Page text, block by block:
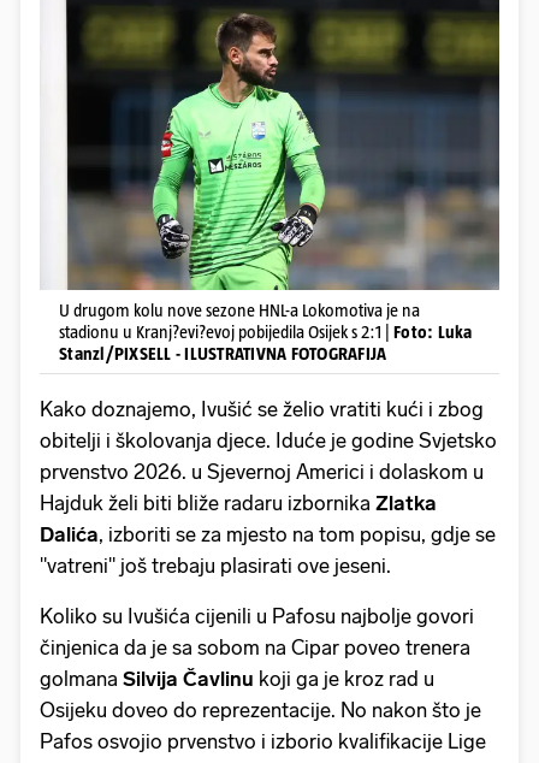
U drugom kolu nove sezone HNL-a Lokomotiva je na
stadionu u Kranj?evi?evoj pobijedila Osijek s 2:1 | Foto: Luka
Stanzl/PIXSELL - ILUSTRATIVNA FOTOGRAFIJA
Kako doznajemo, Ivušić se želio vratiti kući i zbog
obitelji i školovanja djece. Iduće je godine Svjetsko
prvenstvo 2026. u Sjevernoj Americi i dolaskom u
Hajduk želi biti bliže radaru izbornika Zlatka
Dalića, izboriti se za mjesto na tom popisu, gdje se
"vatreni" još trebaju plasirati ove jeseni.
Koliko su Ivušića cijenili u Pafosu najbolje govori
činjenica da je sa sobom na Cipar poveo trenera
golmana Silvija Čavlinu koji ga je kroz rad u
Osijeku doveo do reprezentacije. No nakon što je
Pafos osvojio prvenstvo i izborio kvalifikacije Lige